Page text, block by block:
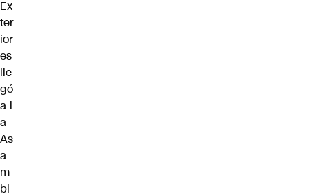
Ex
ter
ior
es
lle
gó
a l
a
As
a
m
bl